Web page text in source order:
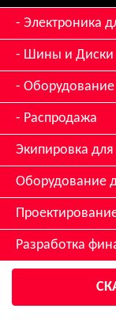
Электроника
Шины и Диски
Оборудование
Распродажа
Экипировка для
Оборудование
Разработка